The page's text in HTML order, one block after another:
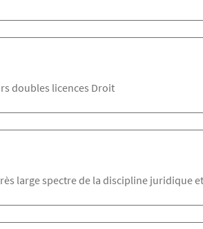
doubles licences Droit
large spectre de la discipline juridique